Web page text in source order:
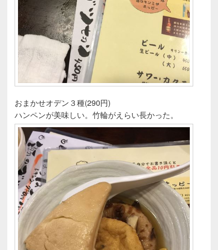
おまかせオデン３種(290円)
ハンペンが美味しい。竹輪がえらい長かった。